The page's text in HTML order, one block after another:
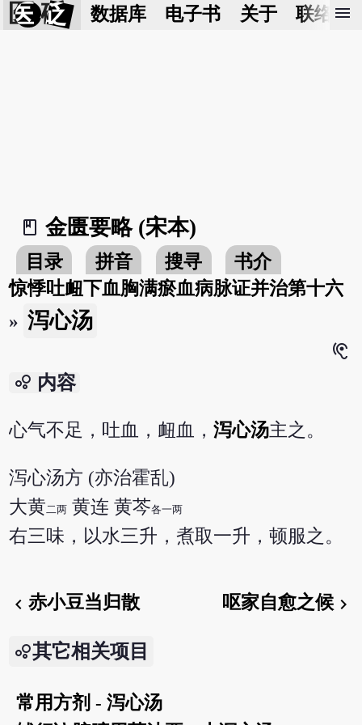
医 砭 数据库 电子书 关于 联络我
menu
book_2
金匮要略 (宋本)
目录 拼音 搜寻
书介
惊悸吐衄下血胸满瘀血病脉证并治第十六
» 泻心汤
hearing
bubble_chart 内容
心气不足，吐血，衄血，泻心汤主之。
泻心汤方 (亦治霍乱)
大黄二两 黄连 黄芩各一两
右三味，以水三升，煮取一升，顿服之。
chevron_left赤小豆当归散 呕家自愈之候chevron_right
其它相关项目
常用方剂 - 泻心汤